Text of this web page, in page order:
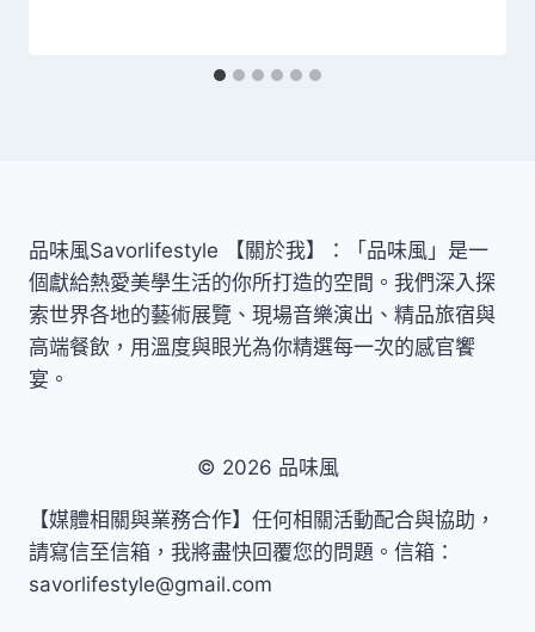
品味風Savorlifestyle 【關於我】：「品味風」是一
個獻給熱愛美學生活的你所打造的空間。我們深入探
索世界各地的藝術展覽、現場音樂演出、精品旅宿與
高端餐飲，用溫度與眼光為你精選每一次的感官饗
宴。
© 2026 品味風
【媒體相關與業務合作】任何相關活動配合與協助，
請寫信至信箱，我將盡快回覆您的問題。信箱：
savorlifestyle@gmail.com